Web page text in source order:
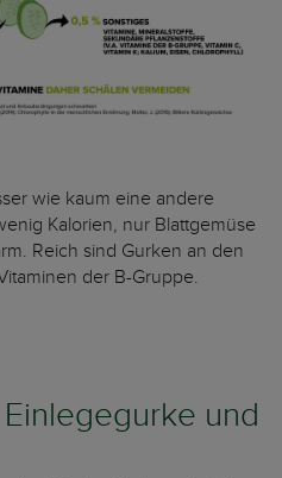
wie kaum eine andere
Kalorien, nur Blattgemüse
Reich sind Gurken an den
der B-Gruppe.
und